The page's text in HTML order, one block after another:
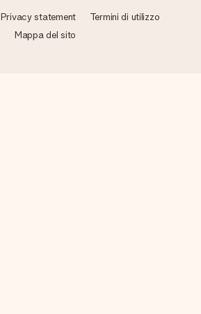
Privacy statement
Termini di utilizzo
Mappa del sito